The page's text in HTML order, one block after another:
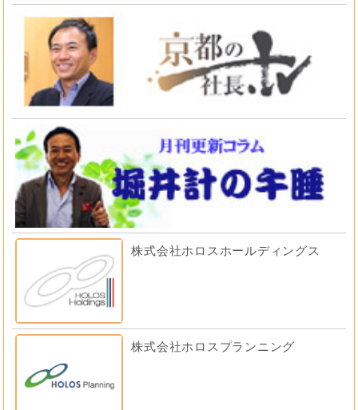
株式会社ホロスホールディングス
株式会社ホロスプランニング